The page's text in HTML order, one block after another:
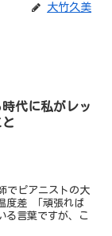
大竹久美
時代に私がレッ
でピアニストの大
度差 「頑張れば
る言葉ですが、こ